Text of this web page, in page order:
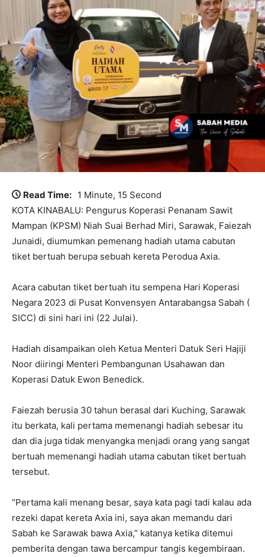
Read Time: 1 Minute, 15 Second
KOTA KINABALU: Pengurus Koperasi Penanam Sawit
Mampan (KPSM) Niah Suai Berhad Miri, Sarawak, Faiezah
Junaidi, diumumkan pemenang hadiah utama cabutan
tiket bertuah berupa sebuah kereta Perodua Axia.
Acara cabutan tiket bertuah itu sempena Hari Koperasi
Negara 2023 di Pusat Konvensyen Antarabangsa Sabah (
SICC) di sini hari ini (22 Julai).
Hadiah disampaikan oleh Ketua Menteri Datuk Seri Hajiji
Noor diiringi Menteri Pembangunan Usahawan dan
Koperasi Datuk Ewon Benedick.
Faiezah berusia 30 tahun berasal dari Kuching, Sarawak
itu berkata, kali pertama memenangi hadiah sebesar itu
dan dia juga tidak menyangka menjadi orang yang sangat
bertuah memenangi hadiah utama cabutan tiket bertuah
tersebut.
“Pertama kali menang besar, saya kata pagi tadi kalau ada
rezeki dapat kereta Axia ini, saya akan memandu dari
Sabah ke Sarawak bawa Axia,” katanya ketika ditemui
pemberita dengan tawa bercampur tangis kegembiraan.